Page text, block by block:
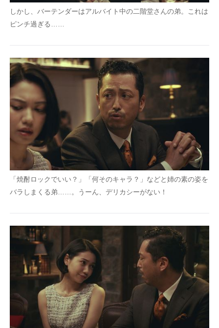
しかし、バーテンダーはアルバイト中の二階堂さんの弟。これは
ピンチ過ぎる……
「焼酎ロックでいい？」「何そのキャラ？」などと姉の素の姿を
バラしまくる弟……。うーん、デリカシーがない！